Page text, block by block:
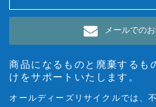
メールでの
商品になるものと廃棄するも
けをサポートいたします。
オールディーズリサイクルでは、